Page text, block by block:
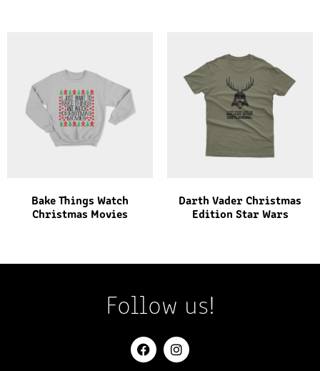
Bake Things Watch
Christmas Movies
Darth Vader Christmas
Edition Star Wars
Follow us!